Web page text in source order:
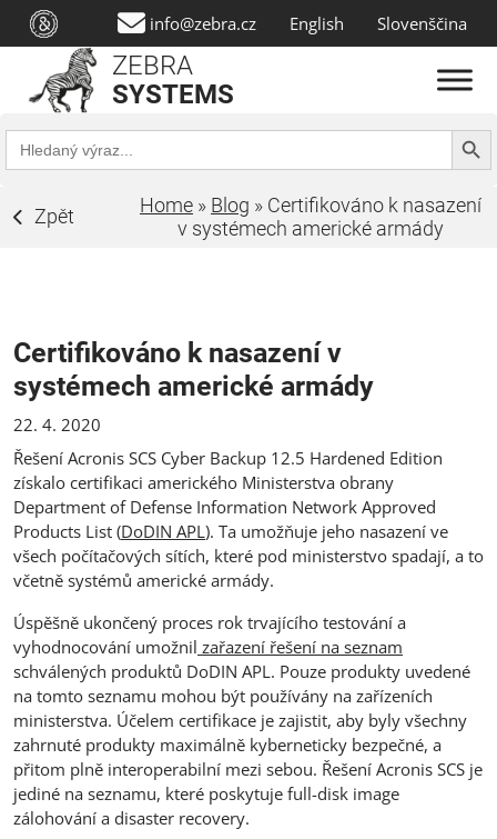
info@zebra.cz English Slovenščina
ZEBRA
SYSTEMS
Search
for:
Search
Zpět Home » Blog » Certifikováno k nasazení
v systémech americké armády
Certifikováno k nasazení v
systémech americké armády
22. 4. 2020
Řešení Acronis SCS Cyber Backup 12.5 Hardened Edition
získalo certifikaci amerického Ministerstva obrany
Department of Defense Information Network Approved
Products List (DoDIN APL). Ta umožňuje jeho nasazení ve
všech počítačových sítích, které pod ministerstvo spadají, a to
včetně systémů americké armády.
Úspěšně ukončený proces rok trvajícího testování a
vyhodnocování umožnil zařazení řešení na seznam
schválených produktů DoDIN APL. Pouze produkty uvedené
na tomto seznamu mohou být používány na zařízeních
ministerstva. Účelem certifikace je zajistit, aby byly všechny
zahrnuté produkty maximálně kyberneticky bezpečné, a
přitom plně interoperabilní mezi sebou. Řešení Acronis SCS je
jediné na seznamu, které poskytuje full-disk image
zálohování a disaster recovery.